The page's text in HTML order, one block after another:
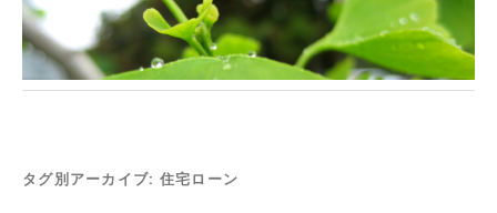
タグ別アーカイブ: 住宅ローン